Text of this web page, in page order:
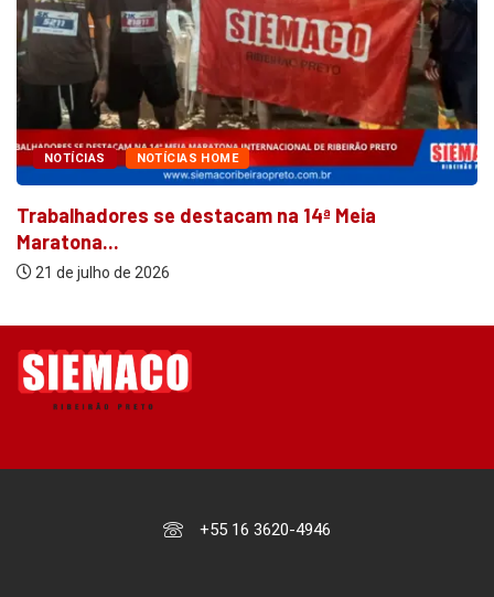
NOTÍCIAS NOTÍCIAS HOME
Trabalhadores se destacam na 14ª Meia
Maratona...
21 de julho de 2026
+55 16 3620-4946